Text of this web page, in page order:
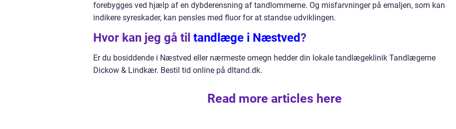
forebygges ved hjælp af en dybderensning af tandlommerne. Og misfarvninger på emaljen, som kan
indikere syreskader, kan pensles med fluor for at standse udviklingen.
Hvor kan jeg gå til tandlæge i Næstved?
Er du bosiddende i Næstved eller nærmeste omegn hedder din lokale tandlægeklinik Tandlægerne
Dickow & Lindkær. Bestil tid online på dltand.dk.
Read more articles here